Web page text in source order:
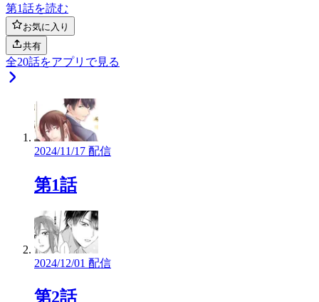
第1話を読む
お気に入り
共有
全20話をアプリで見る
2024/11/17 配信
第1話
2024/12/01 配信
第2話